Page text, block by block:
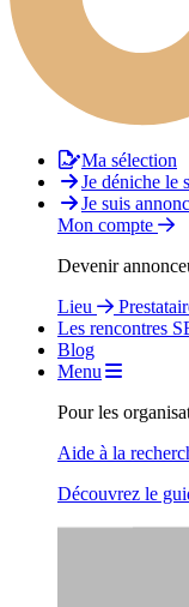
Ma sélection
Je déniche le
Je suis
Mon compte
Devenir
Lieu
Les rencontres
Blog
Menu
Pour les
Aide à la
Découvrez le